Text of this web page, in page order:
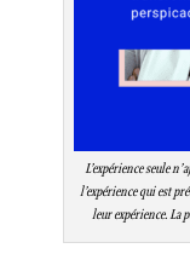
L’expérience seule
l’expérience qui est
leur expérience. La